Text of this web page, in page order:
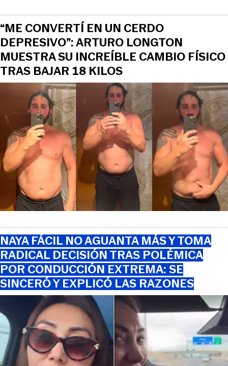
“ME CONVERTÍ EN UN CERDO
DEPRESIVO”: ARTURO LONGTON
MUESTRA SU INCREÍBLE CAMBIO FÍSICO
TRAS BAJAR 18 KILOS
NAYA FÁCIL NO AGUANTA MÁS Y TOMA
RADICAL DECISIÓN TRAS POLÉMICA
POR CONDUCCIÓN EXTREMA: SE
SINCERÓ Y EXPLICÓ LAS RAZONES